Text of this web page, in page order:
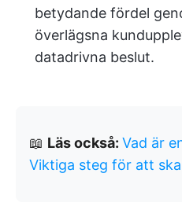
betydande fördel
överlägsna
datadrivna beslut.
📖 Läs också: Vad är
Viktiga steg för att